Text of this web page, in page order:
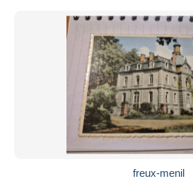
freux-menil